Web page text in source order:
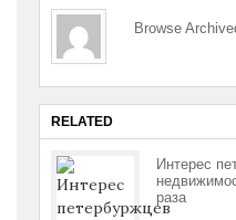
Browse
RELATED
Интерес
раза